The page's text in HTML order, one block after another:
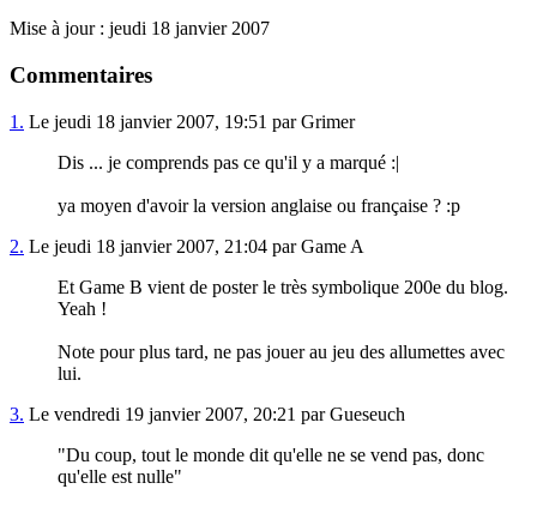
Mise à jour : jeudi 18 janvier 2007
Commentaires
1. Le jeudi 18 janvier 2007, 19:51 par Grimer
Dis ... je comprends pas ce qu'il y a marqué :|
ya moyen d'avoir la version anglaise ou française ? :p
2. Le jeudi 18 janvier 2007, 21:04 par Game A
Et Game B vient de poster le très symbolique 200e du blog.
Yeah !
Note pour plus tard, ne pas jouer au jeu des allumettes avec
lui.
3. Le vendredi 19 janvier 2007, 20:21 par Gueseuch
"Du coup, tout le monde dit qu'elle ne se vend pas, donc
qu'elle est nulle"